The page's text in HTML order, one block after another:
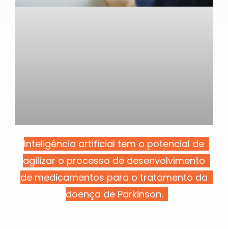
Inteligência artificial tem o potencial de
agilizar o processo de desenvolvimento
de medicamentos para o tratamento da
doença de Parkinson.